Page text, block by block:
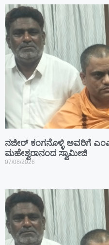
ನಜೀರ್ ಕಂಗನೊಳ್ಳಿ ಅವರಿಗೆ
ಮಹೇಶ್ವರಾನಂದ ಸ್ವಾಮೀಜಿ
07/08/2026